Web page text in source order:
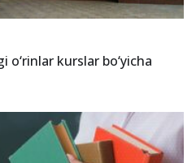
kurslar bo‘yicha